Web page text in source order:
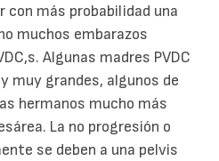
con más probabilidad una
muchos embarazos
Algunas madres PVDC
muy grandes, algunos de
hermanos mucho más
La no progresión o
se deben a una pelvis